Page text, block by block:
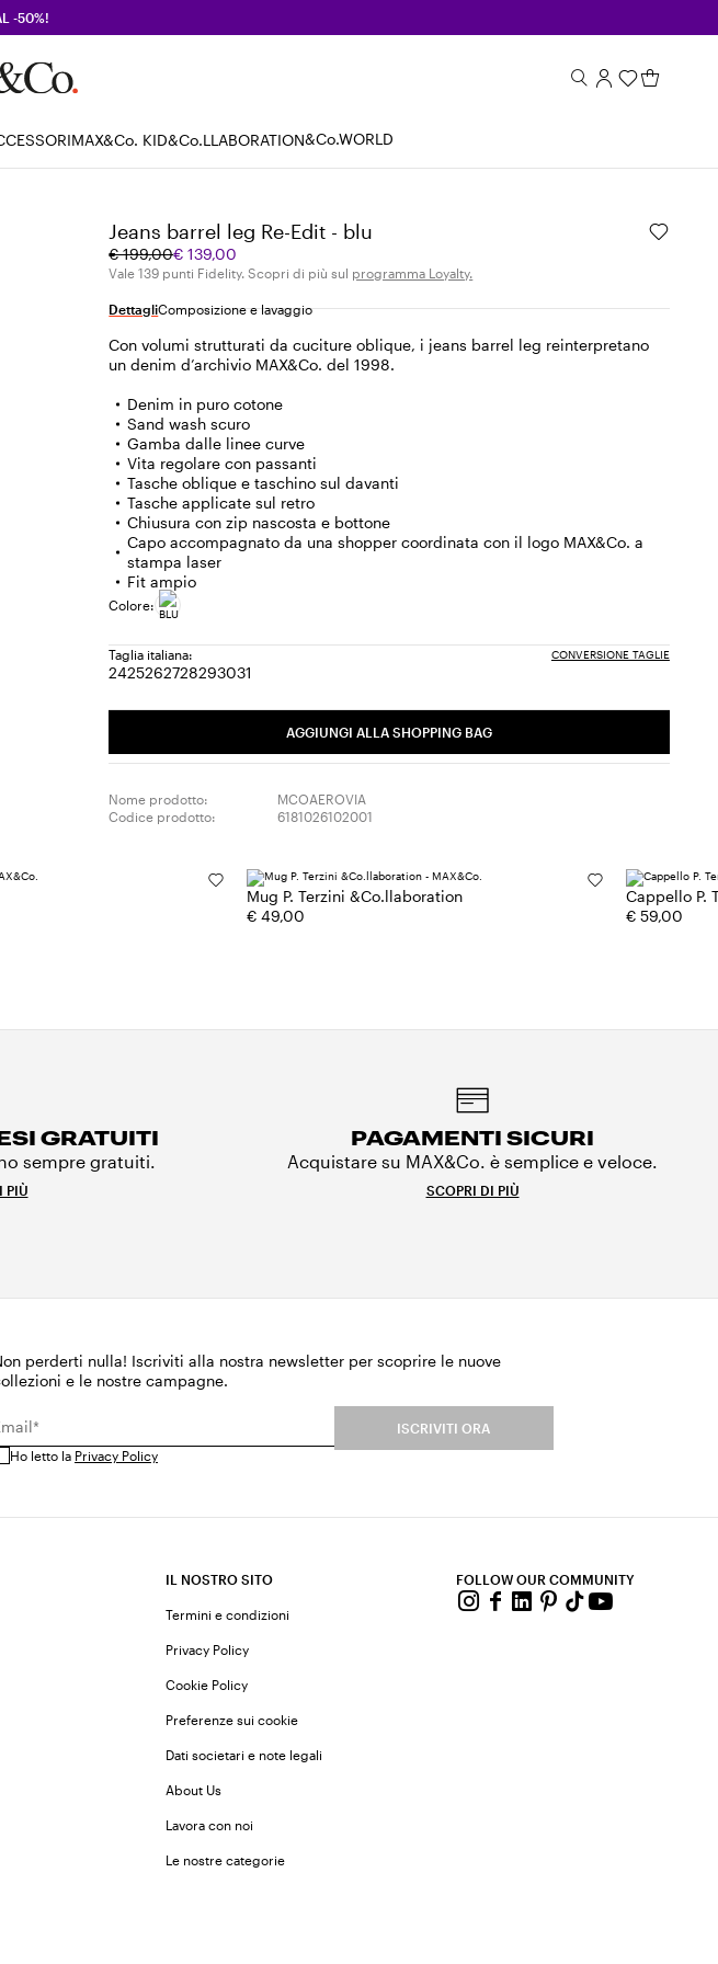
-50%!
MAX&Co. KID&Co.LLABORATION&Co.WORLD
Jeans barrel leg Re-Edit - blu
€ 199,00€ 139,00
Prezzo
originale
199,00
Prezzo
corrente
139,00
Vale 139 punti Fidelity. Scopri di più sul programma Loyalty.
DettagliComposizione e lavaggio
Con volumi strutturati da cuciture oblique, i jeans barrel leg reinterpretano
un denim d’archivio MAX&Co. del 1998.
Denim in puro cotone
Sand wash scuro
Gamba dalle linee curve
Vita regolare con passanti
Tasche oblique e taschino sul davanti
Tasche applicate sul retro
Chiusura con zip nascosta e bottone
Capo accompagnato da una shopper coordinata con il logo MAX&Co. a
stampa laser
Fit ampio
Colore:
Taglia italiana: CONVERSIONE TAGLIE
24Taglia:
25Taglia:
26Taglia:
27Taglia:
28Taglia:
29Taglia:
30Taglia:
31Taglia:
AGGIUNGI ALLA SHOPPING BAG
Nome prodotto:
MCOAEROVIA
Codice prodotto:
6181026102001
Mug P. Terzini &Co.llaboration
€ 49,00
Cappello P.
€ 59,00
GRATUITI
sempre gratuiti.
PIÙ
PAGAMENTI SICURI
Acquistare su MAX&Co. è semplice e veloce.
SCOPRI DI PIÙ
perderti nulla! Iscriviti alla nostra newsletter per scoprire le nuove
e le nostre campagne.
Ho letto la Privacy Policy
ISCRIVITI ORA
IL NOSTRO SITO
Termini e condizioni
Privacy Policy
Cookie Policy
Preferenze sui cookie
Dati societari e note legali
About Us
Lavora con noi
Le nostre categorie
FOLLOW OUR COMMUNITY